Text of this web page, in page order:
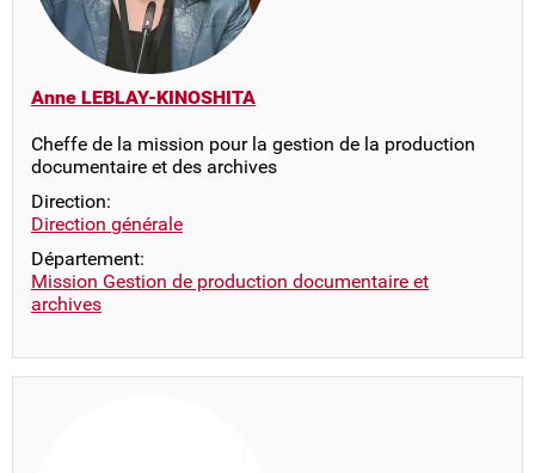
Anne LEBLAY-KINOSHITA
Cheffe de la mission pour la gestion de la production
documentaire et des archives
Direction:
Direction générale
Département:
Mission Gestion de production documentaire et
archives